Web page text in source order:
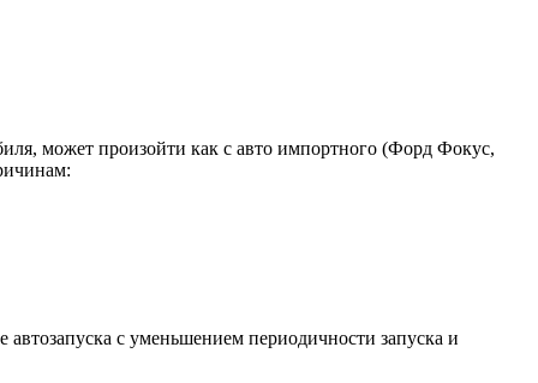
может произойти как с авто импортного (Форд Фокус,
с уменьшением периодичности запуска и